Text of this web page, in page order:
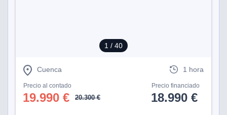
1 / 40
Cuenca 1 hora
Precio al contado
19.990 € 20.300 €
Precio financiado
18.990 €